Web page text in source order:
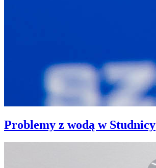
Problemy z wodą w Studnicy